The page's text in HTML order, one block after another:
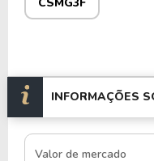
modernização dos
serem ponderadas.
As ações da Copasa
códigoCSMG3e
INFORMAÇÕES
Valor de mercado